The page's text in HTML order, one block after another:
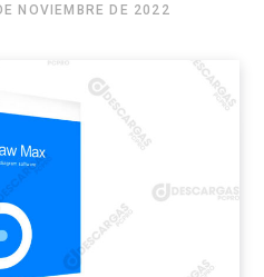
NOVIEMBRE DE 2022